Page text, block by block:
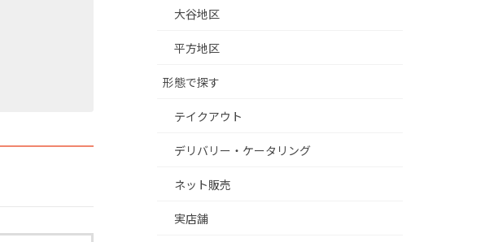
大谷地区
平方地区
形態で探す
テイクアウト
デリバリー・ケータリング
ネット販売
実店舗